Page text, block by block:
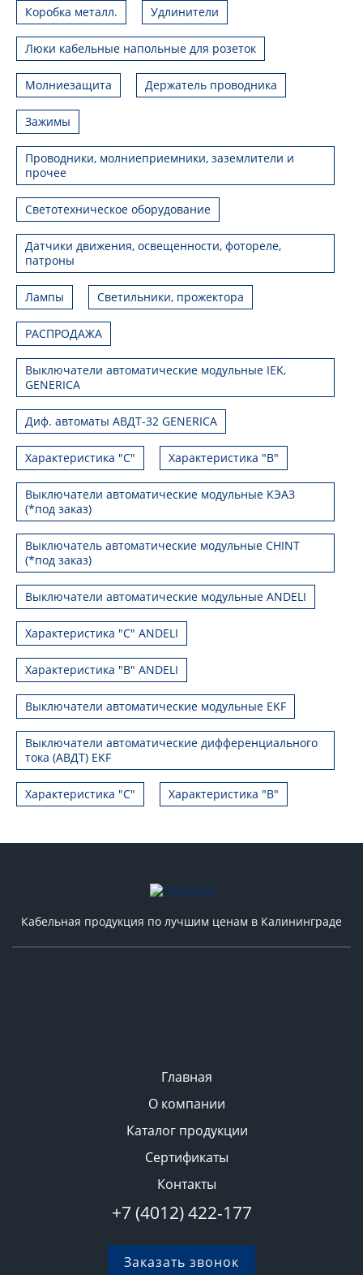
Коробка металл. Удлинители
Люки кабельные напольные для розеток
Молниезащита Держатель проводника
Зажимы
Проводники, молниеприемники, заземлители и
прочее
Светотехническое оборудование
Датчики движения, освещенности, фотореле,
патроны
Лампы Светильники, прожектора
РАСПРОДАЖА
Выключатели автоматические модульные IEK,
GENERICA
Диф. автоматы АВДТ-32 GENERICA
Характеристика "С" Характеристика "В"
Выключатели автоматические модульные КЭАЗ
(*под заказ)
Выключатель автоматические модульные CHINT
(*под заказ)
Выключатели автоматические модульные ANDELI
Характеристика "C" ANDELI
Характеристика "B" ANDELI
Выключатели автоматические модульные EKF
Выключатели автоматические дифференциального
тока (АВДТ) EKF
Характеристика "С" Характеристика "B"
Кабельная продукция по лучшим ценам в Калининграде
Главная
О компании
Каталог продукции
Сертификаты
Контакты
+7 (4012) 422-177
Заказать звонок